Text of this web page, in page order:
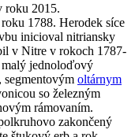
roku 2015.
1788. Herodek síce
inicioval nitriansky
v Nitre v rokoch 1787-
malý jednoloďový
segmentovým oltárnym
so železným
rámovaním.
zakončený